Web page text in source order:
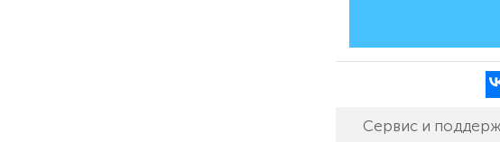
Сервис и